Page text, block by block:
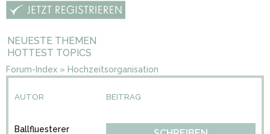
NEUESTE THEMEN
HOTTEST TOPICS
Forum-Index » Hochzeitsorganisation
AUTOR BEITRAG
Ballfluesterer